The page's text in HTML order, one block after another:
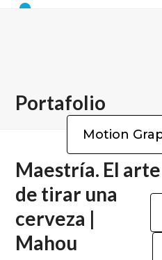
SkipOpen
Close
Portafolio
Motion
Maestría. El arte
de tirar una
cerveza |
Mahou